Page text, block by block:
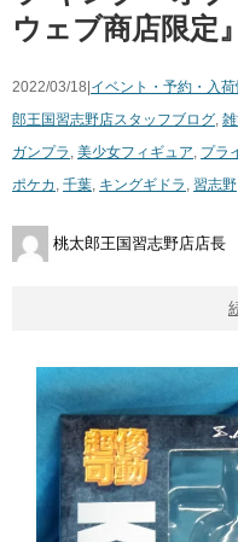
ウェブ商店限定』
2022/03/18| イベント・予約・入荷
郎王国習志野店スタッフブログ,
ガンプラ , 美少女フィギュア, プラ
ポケカ , 千葉, キングギドラ , 習志野
桃太郎王国習志野店店長